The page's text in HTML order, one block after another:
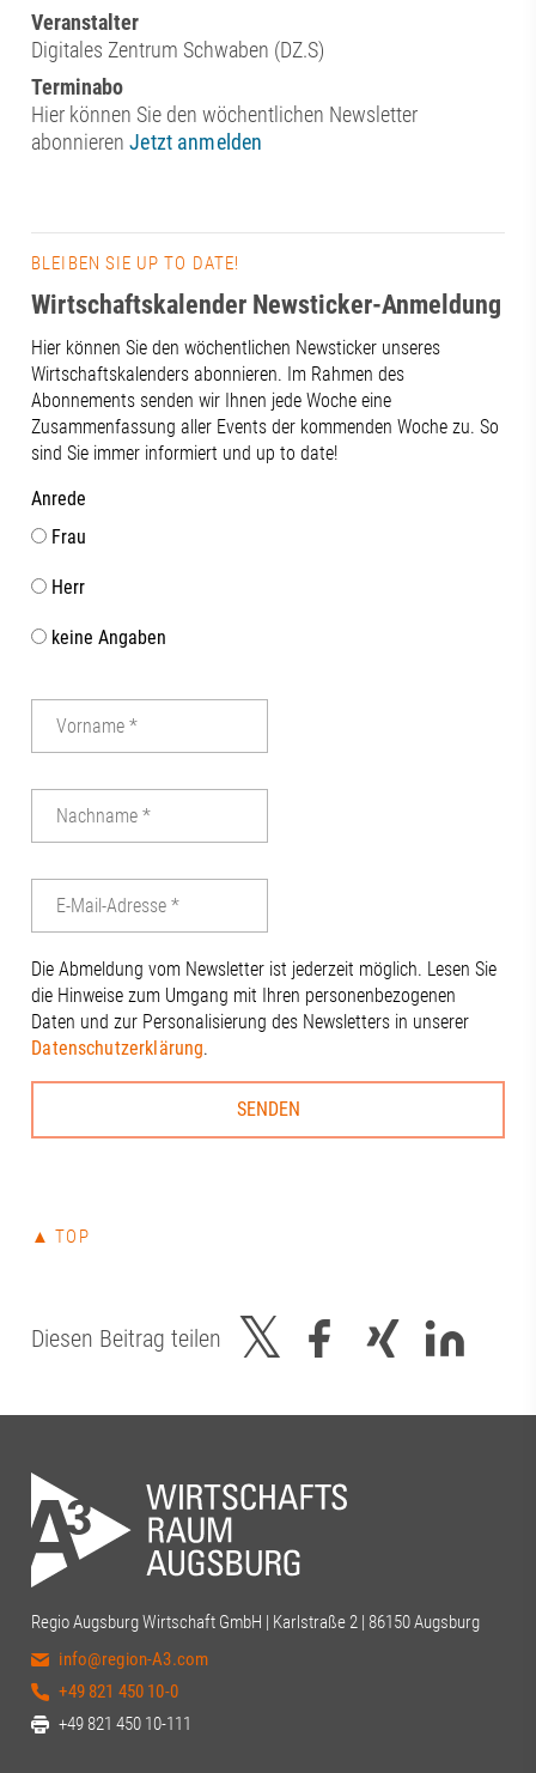
Veranstalter
Digitales Zentrum Schwaben (DZ.S)
Terminabo
Hier können Sie den wöchentlichen Newsletter
abonnierenJetzt anmelden
BLEIBEN SIE UP TO DATE!
Wirtschaftskalender Newsticker-Anmeldung
Hier können Sie den wöchentlichen Newsticker unseres
Wirtschaftskalenders abonnieren. Im Rahmen des
Abonnements senden wir Ihnen jede Woche eine
Zusammenfassung aller Events der kommenden Woche zu. So
sind Sie immer informiert und up to date!
Anrede
Frau
Herr
keine Angaben
Die Abmeldung vom Newsletter ist jederzeit möglich. Lesen Sie
die Hinweise zum Umgang mit Ihren personenbezogenen
Daten und zur Personalisierung des Newsletters in unserer
Datenschutzerklärung.
▲ TOP
Diesen Beitrag teilen
Regio Augsburg Wirtschaft GmbH | Karlstraße 2 | 86150 Augsburg
info@region-A3.com
+49 821 450 10-0
+49 821 450 10-111